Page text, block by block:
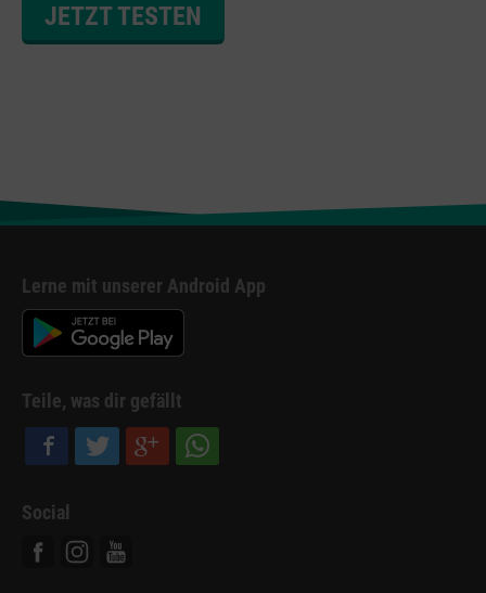
JETZT TESTEN
Lerne mit unserer Android App
Teile, was dir gefällt
Social